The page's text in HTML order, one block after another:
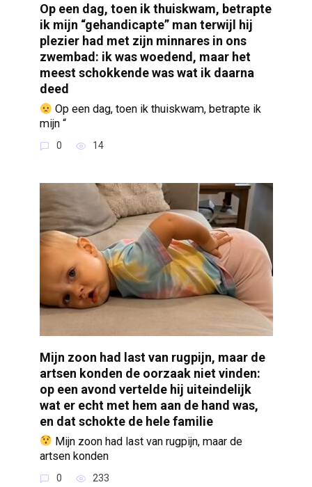
Op een dag, toen ik thuiskwam, betrapte
ik mijn “gehandicapte” man terwijl hij
plezier had met zijn minnares in ons
zwembad: ik was woedend, maar het
meest schokkende was wat ik daarna
deed
Op een dag, toen ik thuiskwam, betrapte ik
mijn “
0 14
Mijn zoon had last van rugpijn, maar de
artsen konden de oorzaak niet vinden:
op een avond vertelde hij uiteindelijk
wat er echt met hem aan de hand was,
en dat schokte de hele familie
Mijn zoon had last van rugpijn, maar de
artsen konden
0 233